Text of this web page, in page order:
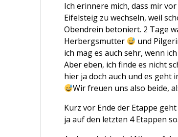
Ich erinnere mich, dass mir
Eifelsteig zu wechseln, weil
Obendrein betoniert. 2 Tage
Herbergsmutter
und
ich mag es auch sehr, wenn
Aber eben, ich finde es nicht
hier ja doch auch und es geht
Wir freuen uns also beide,
Kurz vor Ende der Etappe
ja auf den letzten 4 Etappen